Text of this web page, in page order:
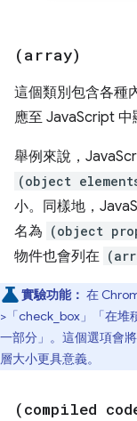
(array)
這個類別包含各種
應至 JavaScript 中
舉例來說，
(object
小。同樣地，
名為 (object
物件也會列在
實驗功能： 在
>「check_box」
「在
一部分」。這個選項會
層大小更具意義。
(compiled